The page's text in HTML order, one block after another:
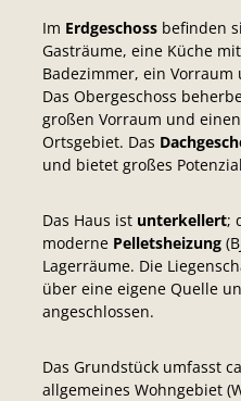
Im Erdgeschossbefinden
Gasträume, eine Küche
Badezimmer, ein
Das Obergeschoss
großen Vorraum und
Ortsgebiet. Das
und bietet großes
Das Haus ist unterkellert;
moderne Pelletsheizung
Lagerräume. Die
über eine eigene Quelle
angeschlossen.
Das Grundstück umfasst
allgemeines Wohngebiet